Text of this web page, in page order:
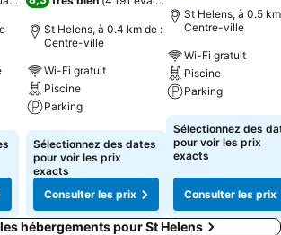
St Helens, à 0.4 km de :
Centre-ville
Wi-Fi gratuit
Piscine
Parking
Consulter les prix
Sélectionnez des dates
pour voir les prix
exacts
Consulter les prix
St Helens, à 0.5
Centre-ville
Wi-Fi gratuit
Piscine
Parking
Consulter les
Sélectionnez des
pour voir les prix
exacts
Consulter les prix
hébergements pour St Helens